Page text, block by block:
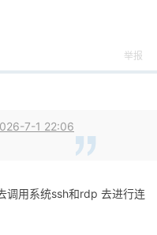
举报
7-1 22:06
调用系统ssh和rdp 去进行连